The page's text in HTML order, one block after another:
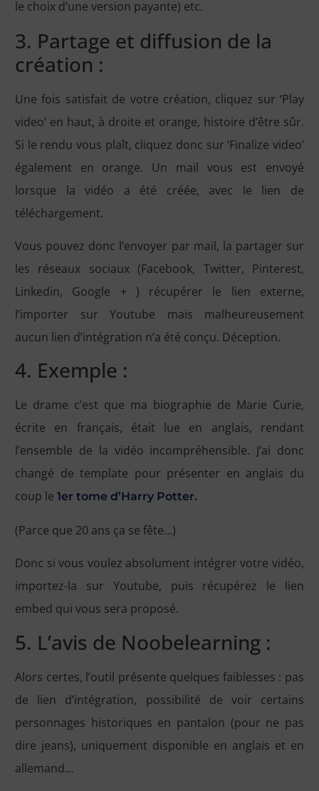
le choix d’une version payante) etc.
3. Partage et diffusion de la
création :
Une fois satisfait de votre création, cliquez sur ‘Play
video’ en haut, à droite et orange, histoire d’être sûr.
Si le rendu vous plaît, cliquez donc sur ‘Finalize video’
également en orange. Un mail vous est envoyé
lorsque la vidéo a été créée, avec le lien de
téléchargement.
Vous pouvez donc l’envoyer par mail, la partager sur
les réseaux sociaux (Facebook, Twitter, Pinterest,
Linkedin, Google + ) récupérer le lien externe,
l’importer sur Youtube mais malheureusement
aucun lien d’intégration n’a été conçu. Déception.
4. Exemple :
Le drame c’est que ma biographie de Marie Curie,
écrite en français, était lue en anglais, rendant
l’ensemble de la vidéo incompréhensible. J’ai donc
changé de template pour présenter en anglais du
coup le 1er tome d’Harry Potter.
(Parce que 20 ans ça se fête…)
Donc si vous voulez absolument intégrer votre vidéo,
importez-la sur Youtube, puis récupérez le lien
embed qui vous sera proposé.
5. L’avis de Noobelearning :
Alors certes, l’outil présente quelques faiblesses : pas
de lien d’intégration, possibilité de voir certains
personnages historiques en pantalon (pour ne pas
dire jeans), uniquement disponible en anglais et en
allemand…